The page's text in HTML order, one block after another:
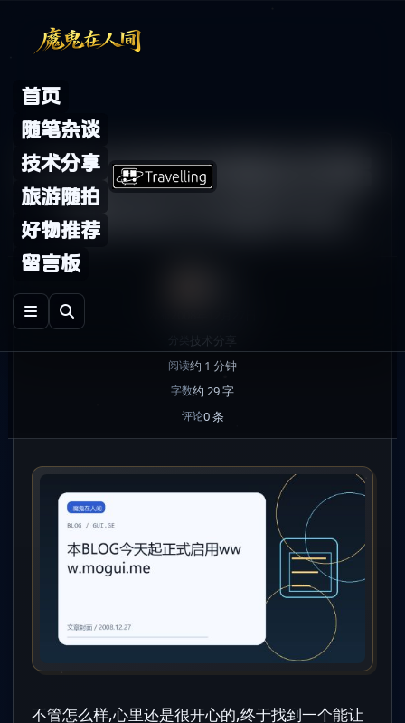
首页
随笔杂谈
技术分享
旅游随拍
好物推荐
留言板
本BLOG今天起正式启
用www.mogui.me
技术分享
阅读约 1 分钟
字数约 29 字
评论0 条
不管怎么样,心里还是很开心的,终于找到一个能让